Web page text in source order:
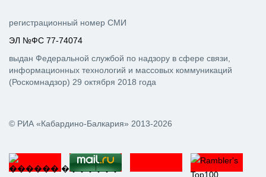
© РИА «Кабардино-Балкария» 2013-2026
регистрационный номер СМИ
ЭЛ №ФС 77-74074
выдан Федеральной службой по надзору в сфере связи,
информационных технологий и массовых коммуникаций
(Роскомнадзор) 29 октября 2018 года